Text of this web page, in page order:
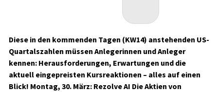
Diese in den kommenden Tagen (KW14) anstehenden US-
Quartalszahlen müssen Anlegerinnen und Anleger
kennen: Herausforderungen, Erwartungen und die
aktuell eingepreisten Kursreaktionen – alles auf einen
Blick! Montag, 30. März: Rezolve AI Die Aktien von